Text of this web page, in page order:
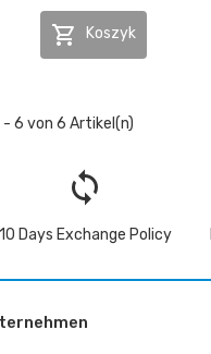
 Koszyk
- 6 von 6 Artikel(n)
loop
10 Days Exchange Policy